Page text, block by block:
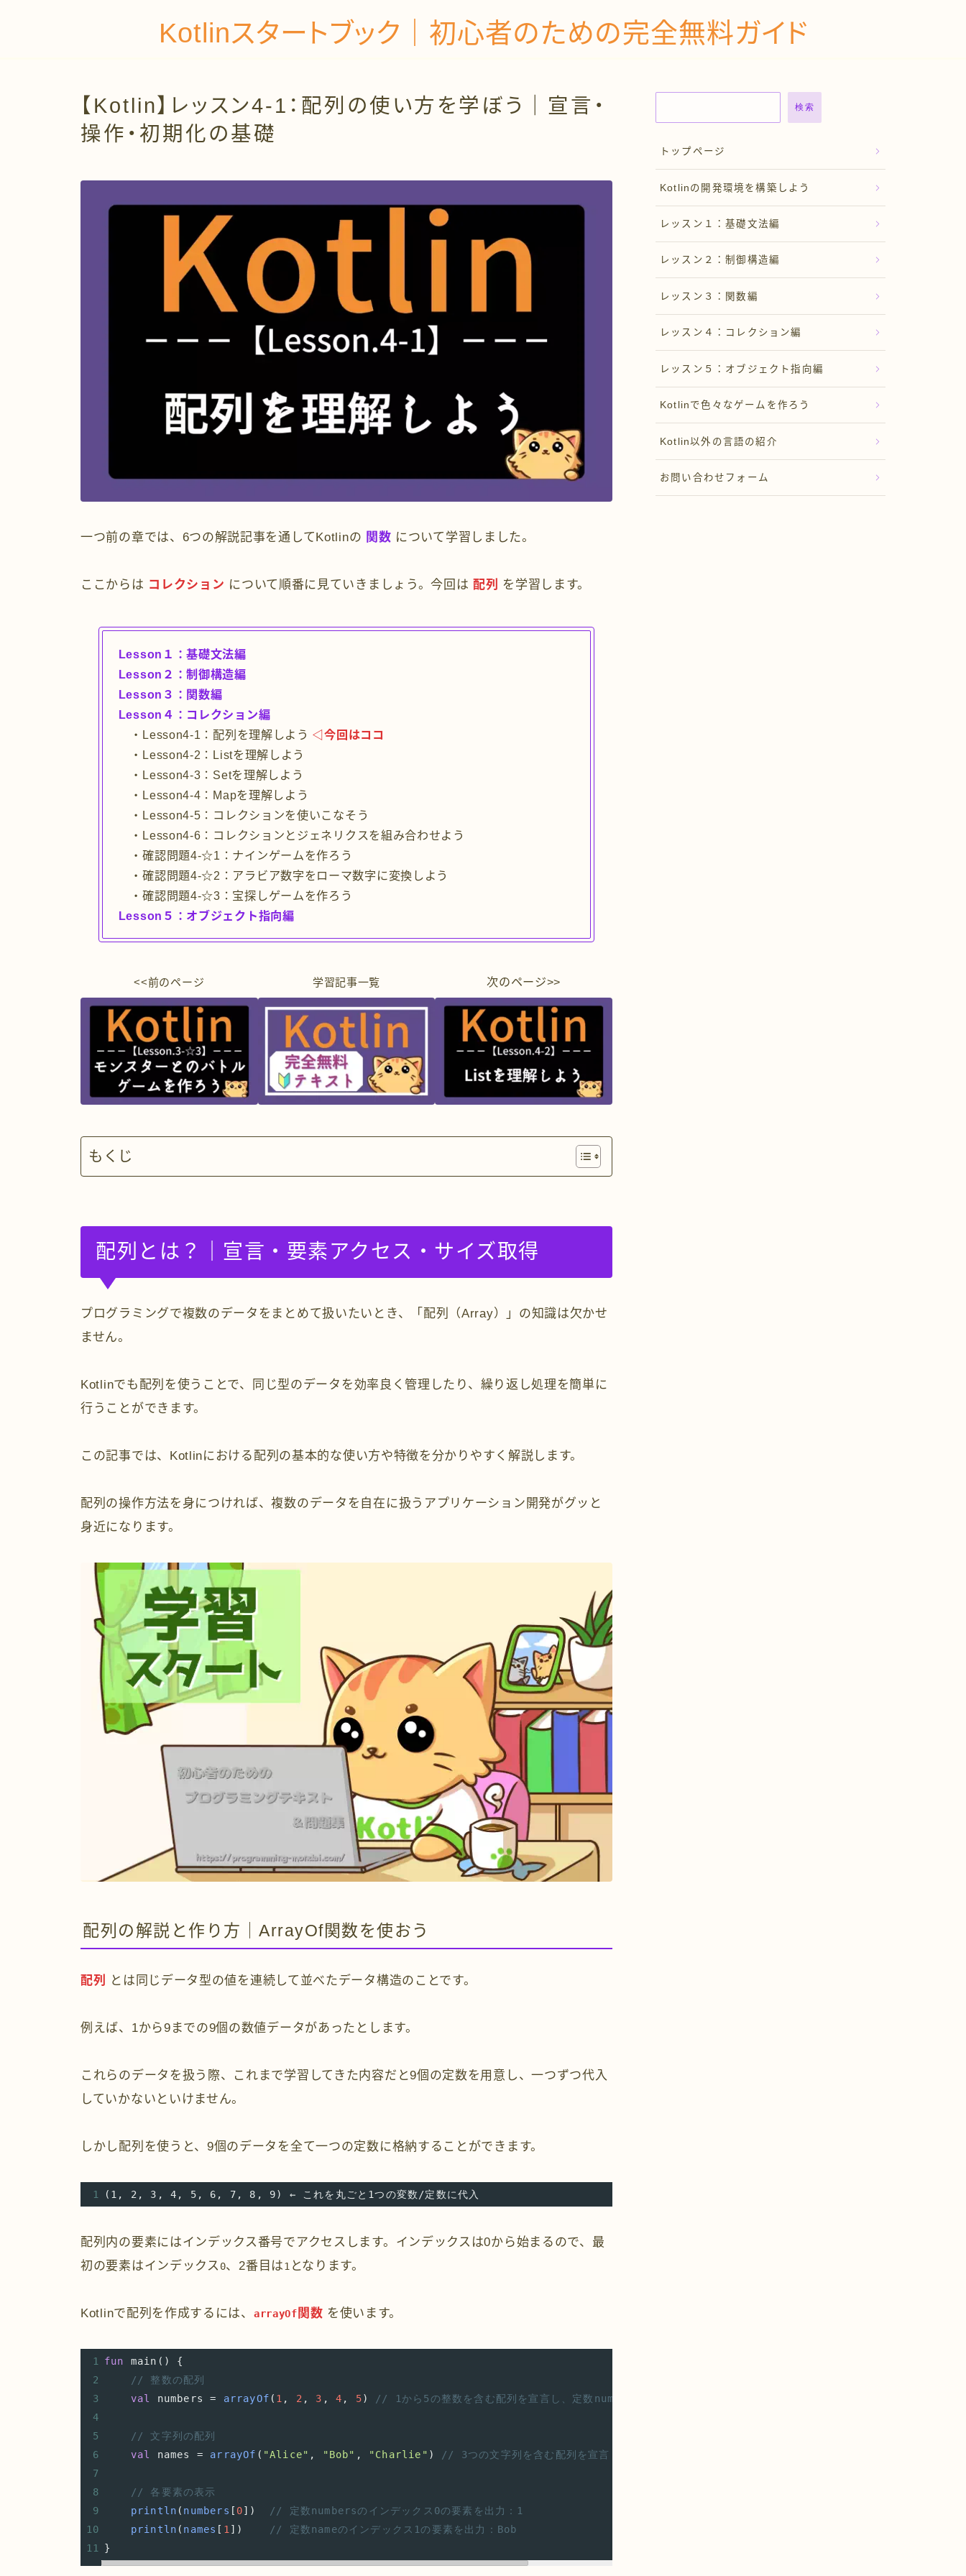
Kotlinスタートブック｜初心者のための完全無料ガイド
【Kotlin】レッスン4-1：配列の使い方を学ぼう｜宣言・
操作・初期化の基礎
一つ前の章では、6つの解説記事を通してKotlinの 関数 について学習しました。
ここからは コレクション について順番に見ていきましょう。今回は配列 を学習します。
Lesson１：基礎文法編
Lesson２：制御構造編
Lesson３：関数編
Lesson４：コレクション編
・Lesson4-1：配列を理解しよう ◁今回はココ
・Lesson4-2：Listを理解しよう
・Lesson4-3：Setを理解しよう
・Lesson4-4：Mapを理解しよう
・Lesson4-5：コレクションを使いこなそう
・Lesson4-6：コレクションとジェネリクスを組み合わせよう
・確認問題4-☆1：ナインゲームを作ろう
・確認問題4-☆2：アラビア数字をローマ数字に変換しよう
・確認問題4-☆3：宝探しゲームを作ろう
Lesson５：オブジェクト指向編
<<前のページ 学習記事一覧 次のページ>>
もくじ
配列とは？｜宣言・要素アクセス・サイズ取得
プログラミングで複数のデータをまとめて扱いたいとき、「配列（Array）」の知識は欠かせ
ません。
Kotlinでも配列を使うことで、同じ型のデータを効率良く管理したり、繰り返し処理を簡単に
行うことができます。
この記事では、Kotlinにおける配列の基本的な使い方や特徴を分かりやすく解説します。
配列の操作方法を身につければ、複数のデータを自在に扱うアプリケーション開発がグッと
身近になります。
配列の解説と作り方｜ArrayOf関数を使おう
配列 とは同じデータ型の値を連続して並べたデータ構造のことです。
例えば、1から9までの9個の数値データがあったとします。
これらのデータを扱う際、これまで学習してきた内容だと9個の定数を用意し、一つずつ代入
していかないといけません。
しかし配列を使うと、9個のデータを全て一つの定数に格納することができます。
1 (1, 2, 3, 4, 5, 6, 7, 8, 9) ← これを丸ごと1つの変数/定数に代入
配列内の要素にはインデックス番号でアクセスします。インデックスは0から始まるので、最
初の要素はインデックス 0、2番目は1 となります。
Kotlinで配列を作成するには、 arrayOf 関数 を使います。
1 fun main () {
2
// 整数の配列
3
val numbers = arrayOf ( 1 , 2 , 3 , 4 , 5)
// 1から5の整数を含む配列を宣言し、定数numbersに代入
4
5
// 文字列の配列
6
val names = arrayOf ( "Alice" , "Bob" , "Charlie" )
// 3つの文字列を含む配列を宣言し、定数namesに代入
7
8
// 各要素の表示
9
println ( numbers [ 0])
// 定数numbersのインデックス0の要素を出力：1
10
println ( names [ 1 ])
// 定数nameのインデックス1の要素を出力：Bob
11
}
検索
トップページ
Kotlinの開発環境を構築しよう
レッスン１：基礎文法編
レッスン２：制御構造編
レッスン３：関数編
レッスン４：コレクション編
レッスン５：オブジェクト指向編
Kotlinで色々なゲームを作ろう
Kotlin以外の言語の紹介
お問い合わせフォーム